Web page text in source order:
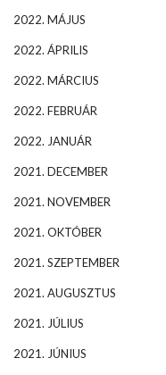
2022. MÁJUS
2022. ÁPRILIS
2022. MÁRCIUS
2022. FEBRUÁR
2022. JANUÁR
2021. DECEMBER
2021. NOVEMBER
2021. OKTÓBER
2021. SZEPTEMBER
2021. AUGUSZTUS
2021. JÚLIUS
2021. JÚNIUS